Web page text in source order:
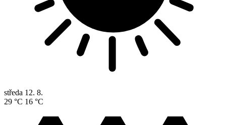
středa 12. 8.
29 °C 16 °C